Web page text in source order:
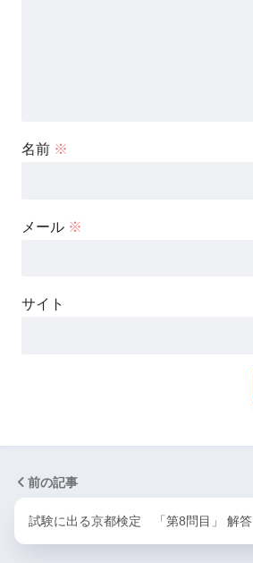
名前 ※
メール ※
サイト
前の記事
試験に出る京都検定 「第8問目」 解答